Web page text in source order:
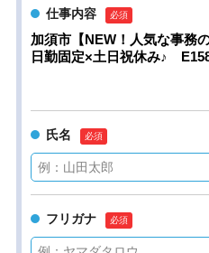
仕事内容
氏名
フリガナ